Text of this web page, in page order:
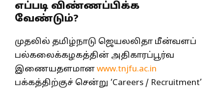
எப்படி விண்ணப்பிக்க
வேண்டும்?
முதலில் தமிழ்நாடு ஜெயலலிதா மீன்வளப்
பல்கலைக்கழகத்தின் அதிகாரப்பூர்வ
இணையதளமானwww.tnjfu.ac.in
பக்கத்திற்குச் சென்று ‘Careers / Recruitment’